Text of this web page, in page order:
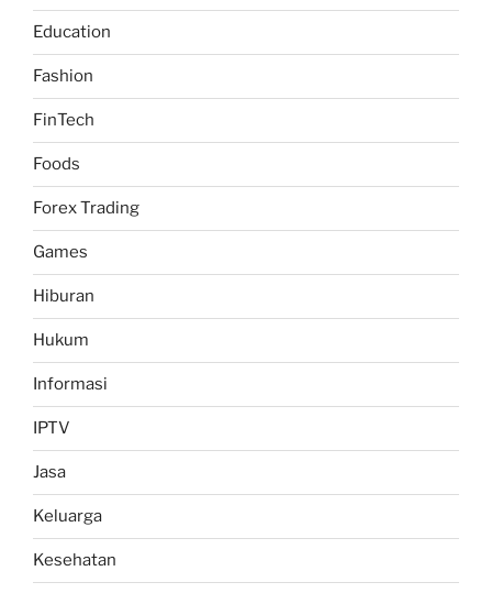
Education
Fashion
FinTech
Foods
Forex Trading
Games
Hiburan
Hukum
Informasi
IPTV
Jasa
Keluarga
Kesehatan